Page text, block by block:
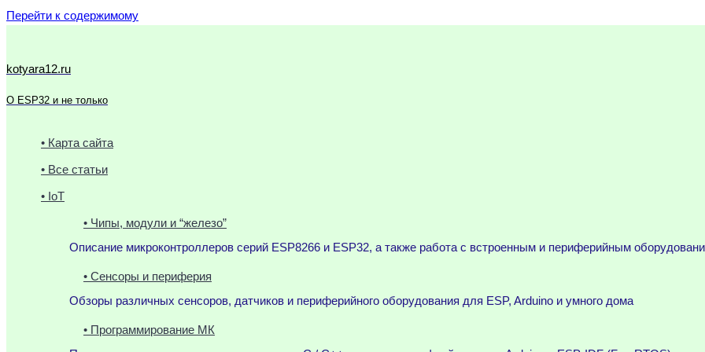
Перейти к содержимому
kotyara12.ru
О ESP32 и не только
• Карта сайта
• Все статьи
• IoT
• Чипы, модули и “железо”
Описание микроконтроллеров серий ESP8266 и ESP32, а также работа с встроенным и периферийным
• Сенсоры и периферия
Обзоры различных сенсоров, датчиков и периферийного оборудования для ESP, Arduino и умного дома
• Программирование МК